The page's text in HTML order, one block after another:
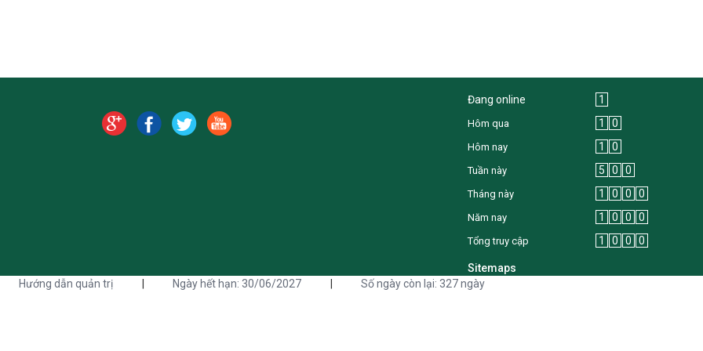
Đang online 1
Hôm qua 1 0
Hôm nay 1 0
Tuần này 5 0 0
Tháng này 1 0 0 0
Năm nay 1 0 0 0
Tổng truy cập 1 0 0 0
Sitemaps
Hướng dẫn quản trị | Ngày hết hạn: 30/06/2027 | Số ngày còn lại: 327 ngày